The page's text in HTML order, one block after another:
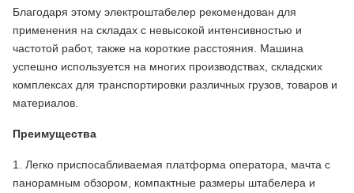
Благодаря этому электроштабелер рекомендован для
применения на складах с невысокой интенсивностью и
частотой работ, также на короткие расстояния. Машина
успешно используется на многих производствах, складских
комплексах для транспортировки различных грузов, товаров и
материалов.
Преимущества
1. Легко приспосабливаемая платформа оператора, мачта с
панорамным обзором, компактные размеры штабелера и